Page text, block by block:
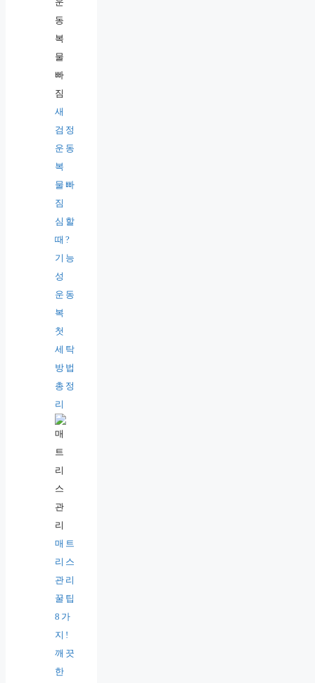
새
검정
운동
복
물빠
짐
심할
때?
기능
성
운동
복
첫
세탁
방법
총정
리
매트
리스
관리
꿀팁
8가
지!
깨끗
한